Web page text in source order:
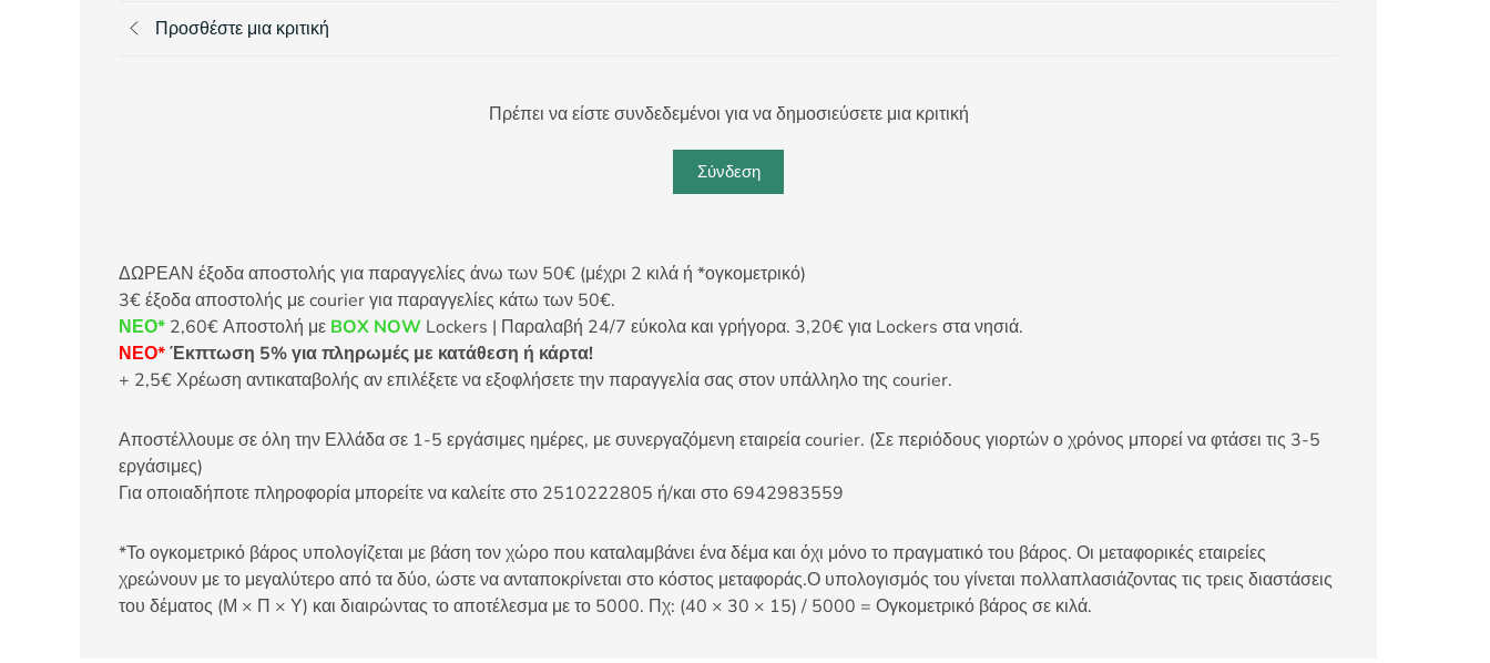
Προσθέστε μια κριτική
Πρέπει να είστε συνδεδεμένοι για να δημοσιεύσετε μια κριτική
Σύνδεση
ΔΩΡΕΑΝ έξοδα αποστολής για παραγγελίες άνω των 50€ (μέχρι 2 κιλά ή *ογκομετρικό)
3€ έξοδα αποστολής με courier για παραγγελίες κάτω των 50€.
ΝΕΟ* 2,60€ Αποστολή με BOX NOW Lockers | Παραλαβή 24/7 εύκολα και γρήγορα. 3,20€ για Lockers στα νησιά.
ΝΕΟ*Έκπτωση 5% για πληρωμές με κατάθεση ή κάρτα!
+ 2,5€ Χρέωση αντικαταβολής αν επιλέξετε να εξοφλήσετε την παραγγελία σας στον υπάλληλο της courier.
Αποστέλλουμε σε όλη την Ελλάδα σε 1-5 εργάσιμες ημέρες, με συνεργαζόμενη εταιρεία courier. (Σε περιόδους γιορτών ο χρόνος μπορεί να φτάσει τις 3-5
εργάσιμες)
Για οποιαδήποτε πληροφορία μπορείτε να καλείτε στο 2510222805 ή/και στο 6942983559
*Το ογκομετρικό βάρος υπολογίζεται με βάση τον χώρο που καταλαμβάνει ένα δέμα και όχι μόνο το πραγματικό του βάρος. Οι μεταφορικές εταιρείες
χρεώνουν με το μεγαλύτερο από τα δύο, ώστε να ανταποκρίνεται στο κόστος μεταφοράς.Ο υπολογισμός του γίνεται πολλαπλασιάζοντας τις τρεις διαστάσεις
του δέματος (Μ × Π × Υ) και διαιρώντας το αποτέλεσμα με το 5000. Πχ: (40 × 30 × 15) / 5000 = Ογκομετρικό βάρος σε κιλά.